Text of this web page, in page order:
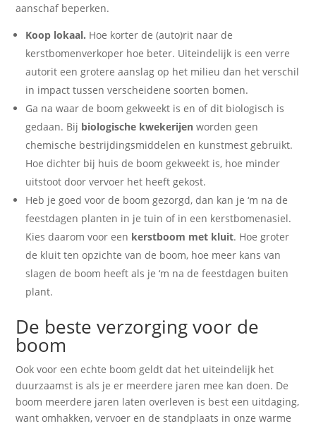
aanschaf beperken.
Koop lokaal. Hoe korter de (auto)rit naar de
kerstbomenverkoper hoe beter. Uiteindelijk is een verre
autorit een grotere aanslag op het milieu dan het verschil
in impact tussen verscheidene soorten bomen.
Ga na waar de boom gekweekt is en of dit biologisch is
gedaan. Bij biologische kwekerijen worden geen
chemische bestrijdingsmiddelen en kunstmest gebruikt.
Hoe dichter bij huis de boom gekweekt is, hoe minder
uitstoot door vervoer het heeft gekost.
Heb je goed voor de boom gezorgd, dan kan je ‘m na de
feestdagen planten in je tuin of in een kerstbomenasiel.
Kies daarom voor een kerstboom met kluit. Hoe groter
de kluit ten opzichte van de boom, hoe meer kans van
slagen de boom heeft als je ‘m na de feestdagen buiten
plant.
De beste verzorging voor de
boom
Ook voor een echte boom geldt dat het uiteindelijk het
duurzaamst is als je er meerdere jaren mee kan doen. De
boom meerdere jaren laten overleven is best een uitdaging,
want omhakken, vervoer en de standplaats in onze warme